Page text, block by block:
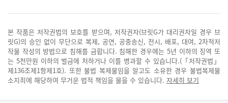
본 작품은 저작권법의 보호를 받으며, 저작권자(브릿G가 대리권자일 경우 브
릿G)의 승인 없이 무단으로 복제, 공연, 공중송신, 전시, 배포, 대여, 2차적저
작물 작성의 방법으로 침해를 금합니다. 침해한 경우에는 5년 이하의 징역 또
는 5천만원 이하의 벌금에 처하거나 이를 병과할 수 있습니다.(「저작권법」
제136조제1항제1호). 또한 불법 복제물임을 알고도 소유한 경우 불법복제물
소지죄에 해당하여 무거운 법적 책임을 물을 수 있습니다. 자세히 보기